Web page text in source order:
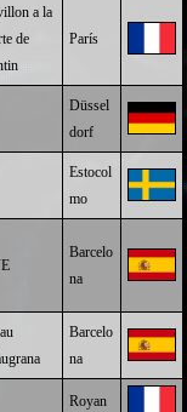
a la
de
París
Düssel
dorf
Estocol
mo
Barcelo
na
Barcelo
na
Royan